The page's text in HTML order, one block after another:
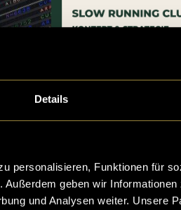
Details
personalisieren, Funktionen für
geben wir
und Analysen weiter. Unsere